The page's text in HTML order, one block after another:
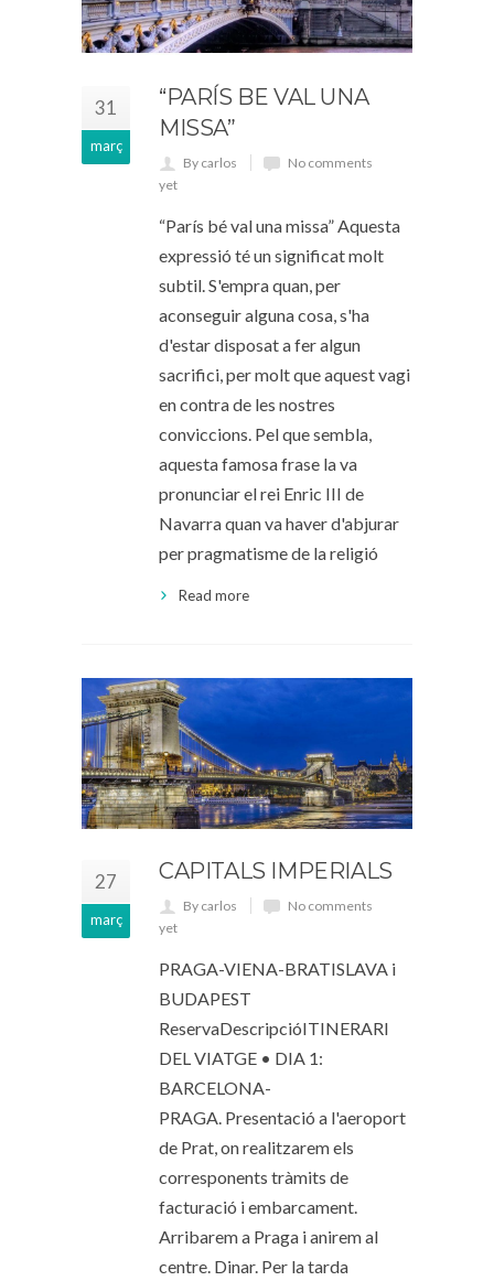
31
març
“PARÍS BE VAL UNA
MISSA”
By carlos
No comments
yet
“París bé val una missa” Aquesta
expressió té un significat molt
subtil. S'empra quan, per
aconseguir alguna cosa, s'ha
d'estar disposat a fer algun
sacrifici, per molt que aquest vagi
en contra de les nostres
conviccions. Pel que sembla,
aquesta famosa frase la va
pronunciar el rei Enric III de
Navarra quan va haver d'abjurar
per pragmatisme de la religió
Read more
27
març
CAPITALS IMPERIALS
By carlos
No comments
yet
PRAGA-VIENA-BRATISLAVA i
BUDAPEST
ReservaDescripcióITINERARI
DEL VIATGE • DIA 1:
BARCELONA-
PRAGA. Presentació a l'aeroport
de Prat, on realitzarem els
corresponents tràmits de
facturació i embarcament.
Arribarem a Praga i anirem al
centre. Dinar. Per la tarda